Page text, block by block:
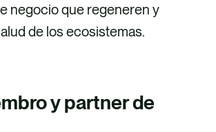
negocio que regeneren y
de los ecosistemas.
y partner de